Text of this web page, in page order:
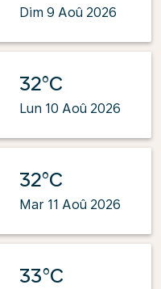
Dim 9 Aoû 2026
32°C
Lun 10 Aoû 2026
32°C
Mar 11 Aoû 2026
33°C